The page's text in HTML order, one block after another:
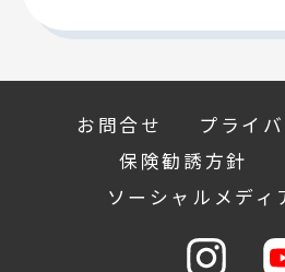
お問合せ
プライ
保険勧誘方針
ソーシャルメディ